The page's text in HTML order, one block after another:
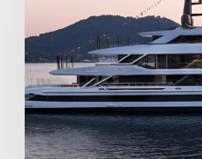
199
stopa
najveća
je
do
sada